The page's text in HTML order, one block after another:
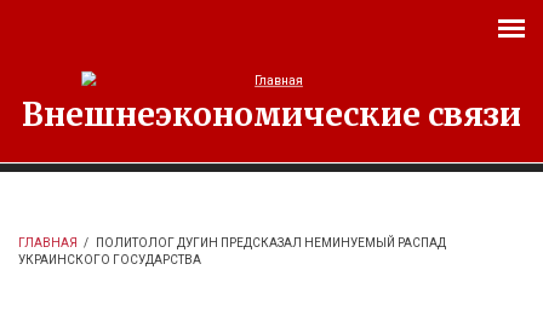
Внешнеэкономические связи
ГЛАВНАЯ /
ПОЛИТОЛОГ ДУГИН ПРЕДСКАЗАЛ НЕМИНУЕМЫЙ РАСПАД
УКРАИНСКОГО ГОСУДАРСТВА